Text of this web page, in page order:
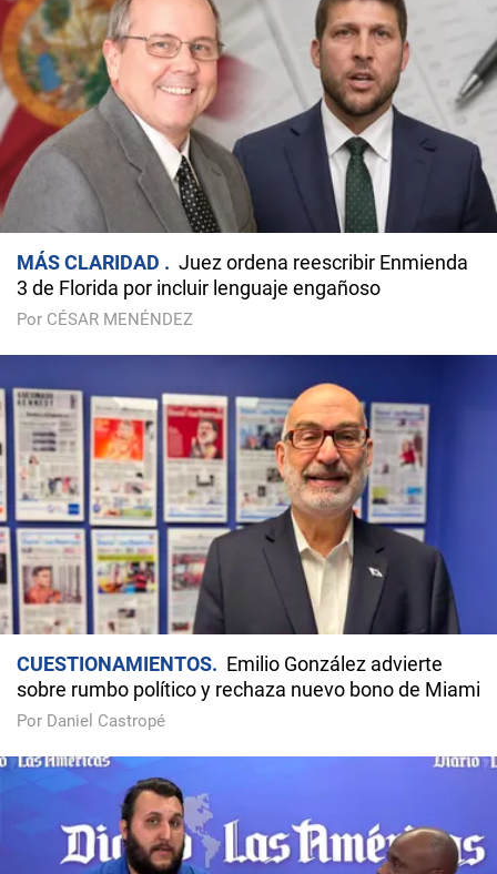
MÁS CLARIDAD
Juez ordena reescribir Enmienda
3 de Florida por incluir lenguaje engañoso
Por CÉSAR MENÉNDEZ
CUESTIONAMIENTOS
Emilio González advierte
sobre rumbo político y rechaza nuevo bono de Miami
Por Daniel Castropé